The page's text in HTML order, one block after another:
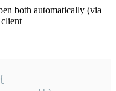
both automatically (via